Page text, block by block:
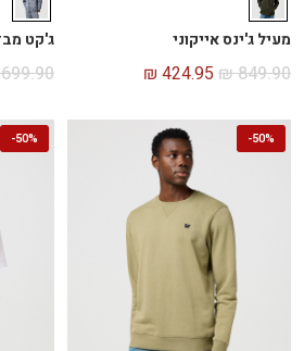
מעיל ג'ינס אייקוני
₪849.90
₪ 424.95
ג'קט
50%
-
50%
-